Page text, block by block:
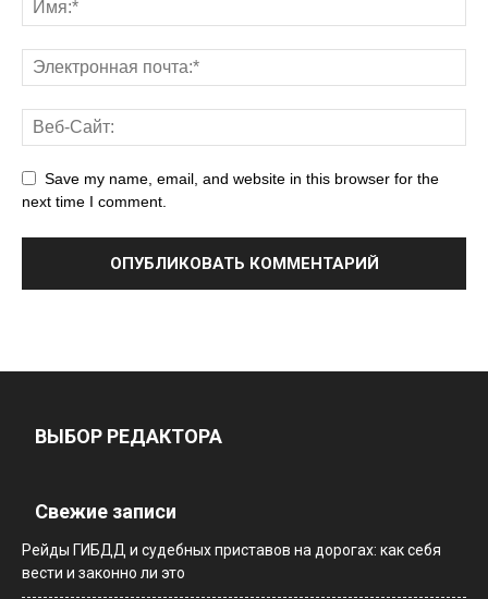
Save my name, email, and website in this browser for the
next time I comment.
ВЫБОР РЕДАКТОРА
Свежие записи
Рейды ГИБДД и судебных приставов на дорогах: как себя
вести и законно ли это